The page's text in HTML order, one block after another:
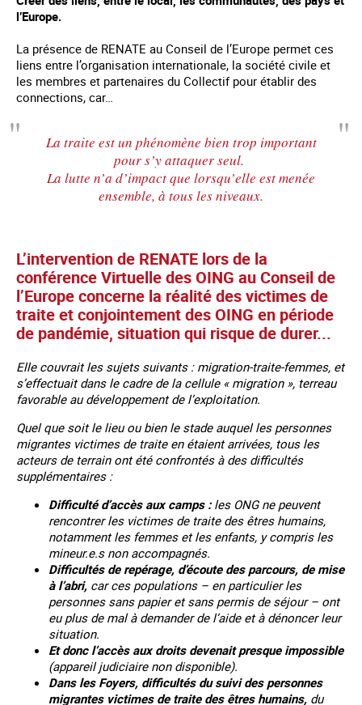
l’Europe.
La présence de RENATE au Conseil de l’Europe permet ces
liens entre l’organisation internationale, la société civile et
les membres et partenaires du Collectif pour établir des
connections, car…
La traite est un phénomène bien trop important
pour s’y attaquer seul.
La lutte n’a d’impact que lorsqu’elle est menée
ensemble, à tous les niveaux.
L’intervention de RENATE lors de la
conférence Virtuelle des OING au Conseil de
l’Europe concerne la réalité des victimes de
traite et conjointement des OING en période
de pandémie, situation qui risque de durer...
Elle couvrait les sujets suivants : migration-traite-femmes, et
s’effectuait dans le cadre de la cellule « migration », terreau
favorable au développement de l’exploitation.
Quel que soit le lieu ou bien le stade auquel les personnes
migrantes victimes de traite en étaient arrivées, tous les
acteurs de terrain ont été confrontés à des difficultés
supplémentaires :
Difficulté d’accès aux camps :les ONG ne peuvent
rencontrer les victimes de traite des êtres humains,
notamment les femmes et les enfants, y compris les
mineur.e.s non accompagnés.
Difficultés de repérage, d’écoute des parcours, de mise
à l’abri, car ces populations – en particulier les
personnes sans papier et sans permis de séjour – ont
eu plus de mal à demander de l’aide et à dénoncer leur
situation.
Et donc l’accès aux droits devenait presque impossible
(appareil judiciaire non disponible).
Dans les Foyers, difficultés du suivi des personnes
migrantes victimes de traite des êtres humains, du